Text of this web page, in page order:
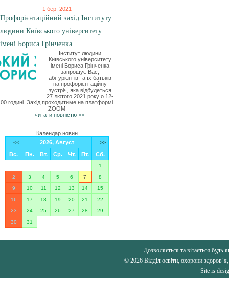
1 бер. 2021
Профорієнтаційний захід Інституту
людини Київського університету
імені Бориса Грінченка
Інститут людини
Київського університету
імені Бориса Грінченка
запрошує Вас,
абітурієнтів та їх батьків
на профорієнтаційну
зустріч, яка відбудеться
27 лютого 2021 року о 12-
00 годині. Захід проходитиме на платформі
ZOOM
читати повністю >>
Календар новин
<<
2026, Август
>>
Вс.
Пн. Вт. Ср. Чт. Пт. Сб.
1
2
3 4 5 6 7
8
9
10 11 12 13 14
15
16
17 18 19 20 21
22
23
24 25 26 27 28
29
30
31
Дозволяється та вітається будь-
© 2026 Відділ освіти, охорони
Site is